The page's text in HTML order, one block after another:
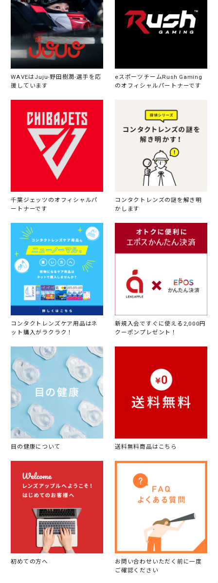
WAVEはJuju-野田樹潤-選手を応
援しています
eスポーツチームRush Gaming
のオフィシャルパートナーです
千葉ジェッツのオフィシャルパ
ートナーです
コンタクトレンズの謎を解き明
かします
コンタクトレンズケア用品はネ
ット購入がラクラク！
新規入会ですぐに使える2,000円
クーポンプレゼント！
目の健康について 送料無料商品はこちら
初めての方へ
お問い合わせいただく前に一度
ご確認ください